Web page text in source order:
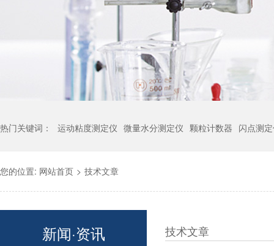
热门关键词： 运动粘度测定仪 微量水分测定仪 颗粒计数器 闪点测
您的位置: 网站首页 > 技术文章
技术文章
新闻·资讯